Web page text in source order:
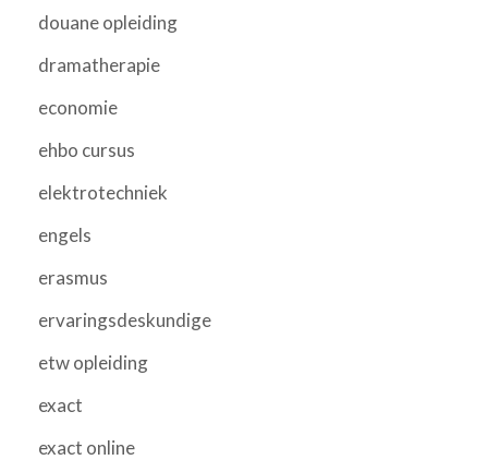
douane opleiding
dramatherapie
economie
ehbo cursus
elektrotechniek
engels
erasmus
ervaringsdeskundige
etw opleiding
exact
exact online